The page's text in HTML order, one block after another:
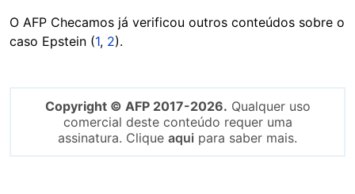
O AFP Checamos já verificou outros conteúdos sobre o
caso Epstein (1, 2).
Copyright © AFP 2017-2026. Qualquer uso
comercial deste conteúdo requer uma
assinatura. Clique aqui para saber mais.